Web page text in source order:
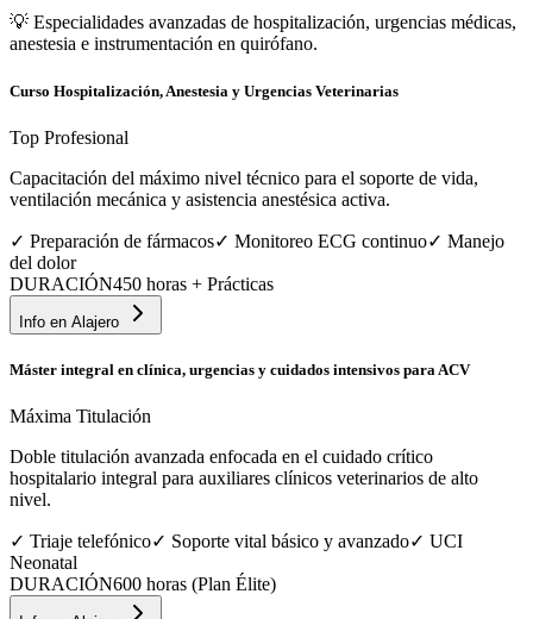
💡 Especialidades avanzadas de hospitalización, urgencias médicas,
anestesia e instrumentación en quirófano.
Curso Hospitalización, Anestesia y Urgencias Veterinarias
Top Profesional
Capacitación del máximo nivel técnico para el soporte de vida,
ventilación mecánica y asistencia anestésica activa.
✓ Preparación de fármacos✓ Monitoreo ECG continuo✓ Manejo
del dolor
DURACIÓN450 horas + Prácticas
Info en Alajero
Máster integral en clínica, urgencias y cuidados intensivos para ACV
Máxima Titulación
Doble titulación avanzada enfocada en el cuidado crítico
hospitalario integral para auxiliares clínicos veterinarios de alto
nivel.
✓ Triaje telefónico✓ Soporte vital básico y avanzado✓ UCI
Neonatal
DURACIÓN600 horas (Plan Élite)